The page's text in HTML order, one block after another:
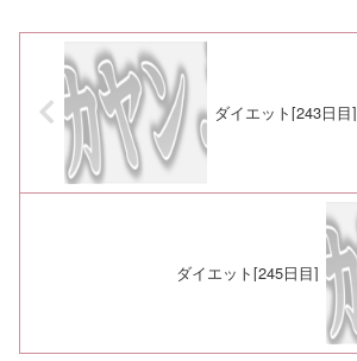
ダイエット[243日目]
ダイエット[245日目]